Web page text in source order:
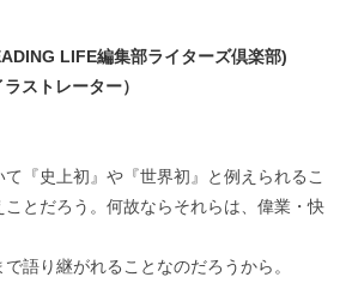
LIFE編集部ライターズ倶楽部)
ストレーター）
『史上初』や『世界初』と例えられるこ
ことだろう。何故ならそれらは、偉業・快
語り継がれることなのだろうから。